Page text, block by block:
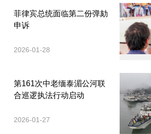
菲律宾总统面临第二份弹劾
申诉
2026-01-28
第161次中老缅泰湄公河联
合巡逻执法行动启动
2026-01-27